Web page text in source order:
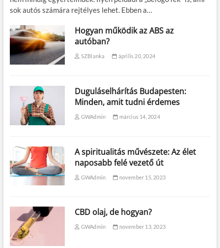
sok autós számára rejtélyes lehet. Ebben a…
Hogyan működik az ABS az
autóban?
SZBlanka április 20, 2024
Duguláselhárítás Budapesten:
Minden, amit tudni érdemes
GWAdmin március 14, 2024
A spiritualitás művészete: Az élet
naposabb felé vezető út
GWAdmin november 15, 2023
CBD olaj, de hogyan?
GWAdmin november 13, 2023